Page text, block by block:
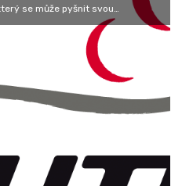
se může pyšnit svou